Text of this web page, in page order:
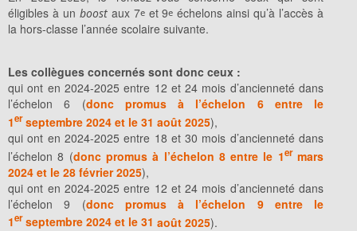
éligibles à un boostaux 7eet 9e échelons ainsi qu’à l’accès à
la hors-classe l’année scolaire suivante.
Les collègues concernés sont donc ceux :
qui ont en 2024-2025 entre 12 et 24 mois d’ancienneté dans
l’échelon 6 (donc promus à l’échelon 6 entre le
1erseptembre 2024 et le 31 août 2025),
qui ont en 2024-2025 entre 18 et 30 mois d’ancienneté dans
l’échelon 8 (donc promus à l’échelon 8 entre le 1ermars
2024 et le 28 février 2025),
qui ont en 2024-2025 entre 12 et 24 mois d’ancienneté dans
l’échelon 9 (donc promus à l’échelon 9 entre le
1erseptembre 2024 et le 31 août 2025).